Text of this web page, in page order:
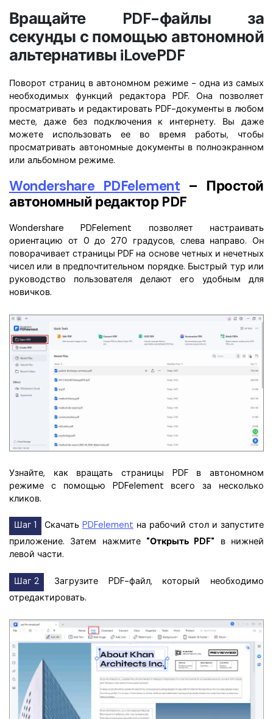
Вращайте PDF-файлы за
секунды с помощью автономной
альтернативы iLovePDF
Поворот страниц в автономном режиме - одна из самых
необходимых функций редактора PDF. Она позволяет
просматривать и редактировать PDF-документы в любом
месте, даже без подключения к интернету. Вы даже
можете использовать ее во время работы, чтобы
просматривать автономные документы в полноэкранном
или альбомном режиме.
Wondershare PDFelement – Простой
автономный редактор PDF
Wondershare PDFelement позволяет настраивать
ориентацию от 0 до 270 градусов, слева направо. Он
поворачивает страницы PDF на основе четных и нечетных
чисел или в предпочтительном порядке. Быстрый тур или
руководство пользователя делают его удобным для
новичков.
Узнайте, как вращать страницы PDF в автономном
режиме с помощью PDFelement всего за несколько
кликов.
Шаг 1 Скачать PDFelement на рабочий стол и запустите
приложение. Затем нажмите "Открыть PDF" в нижней
левой части.
Шаг 2
Загрузите PDF-файл, который необходимо
отредактировать.